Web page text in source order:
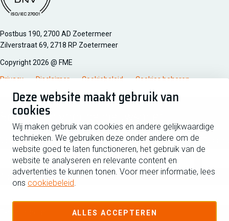
Deze website maakt gebruik van
cookies
Wij maken gebruik van cookies en andere gelijkwaardige
technieken. We gebruiken deze onder andere om de
website goed te laten functioneren, het gebruik van de
website te analyseren en relevante content en
advertenties te kunnen tonen. Voor meer informatie, lees
ons cookiebeleid.
ALLES ACCEPTEREN
Managementsyteem certificatie DNV iso/iec 27001
Postbus 190, 2700 AD Zoetermeer
Zilverstraat 69, 2718 RP Zoetermeer
Copyright 2026 @ FME
Privacy Disclaimer Cookiebeleid Cookies beheren
Schrijf je in voor de nieuwsbrief
Voornaam
Achternaam